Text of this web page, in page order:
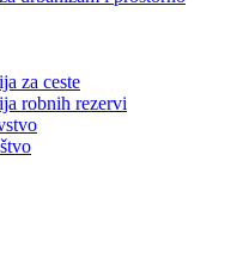
za ceste
robnih rezervi